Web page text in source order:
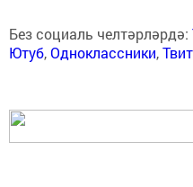
Без социаль челтәрләрдә:
Ютуб,Одноклассники,